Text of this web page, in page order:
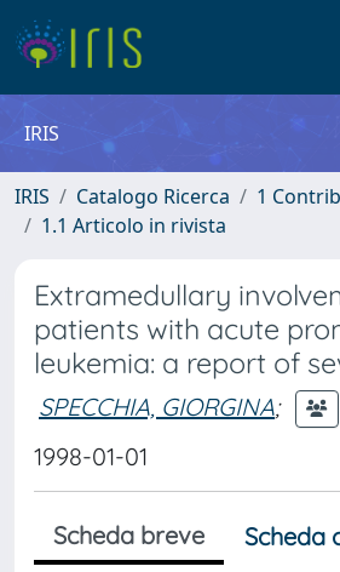
IRIS
IRIS Catalogo Ricerca
1
1.1 Articolo in rivista
Extramedullary
patients with acute
leukemia: a report of
SPECCHIA, GIORGINA;
1998-01-01
Scheda breve
Scheda